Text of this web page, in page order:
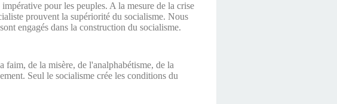
pour les peuples. A la mesure de la crise
prouvent la supériorité du socialisme. Nous
engagés dans la construction du socialisme.
faim, de la misère, de l'analphabétisme, de la
Seul le socialisme crée les conditions du